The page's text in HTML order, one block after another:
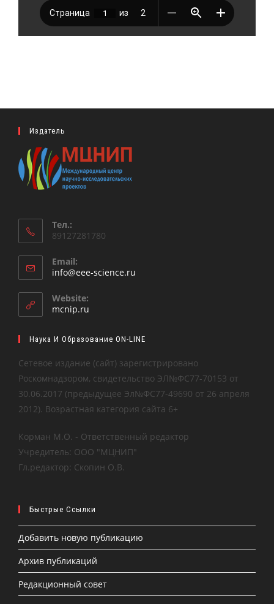
Издатель
Тел.:
89127281780
Email:
info@eee-science.ru
Website:
mcnip.ru
Наука И Образование ON-LINE
Сетевое издание (сайт) зарегистрировано
Роскомнадзором, свидетельство ЭЛ№ФС77-70153 от
30.06.2017 (предыдущее Эл№ФC77-49690 от 26 апреля
2012). Возрастная категория сайта 6+
Корман М.О. - Ответственный редактор
Учредитель: ООО "МЦНИП"
Гл.редактор: Скопин О.В.
Быстрые Ссылки
Добавить новую публикацию
Архив публикаций
Редакционный совет